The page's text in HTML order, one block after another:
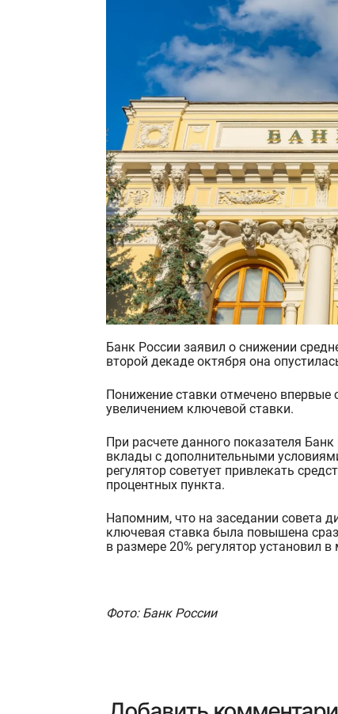
Банк России заявил о снижении средней ставки по вкладам впервые за последние 7 месяцев: во
второй декаде октября она
Понижение ставки отмечено впервые
увеличением ключевой ставки.
При расчете данного показателя
вклады с дополнительными
регулятор советует привлекать
процентных пункта.
Напомним, что на заседании совета
ключевая ставка была повышена
в размере 20% регулятор установил в
Фото: Банк России